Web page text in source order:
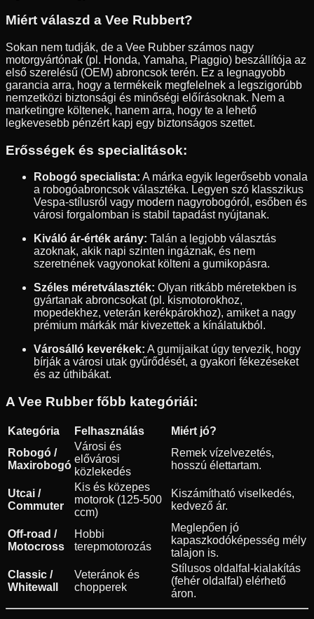
Miért válaszd a Vee Rubbert?
Sokan nem tudják, de a Vee Rubber számos nagy
motorgyártónak (pl. Honda, Yamaha, Piaggio) beszállítója az
első szerelésű (OEM) abroncsok terén. Ez a legnagyobb
garancia arra, hogy a termékeik megfelelnek a legszigorúbb
nemzetközi biztonsági és minőségi előírásoknak. Nem a
marketingre költenek, hanem arra, hogy te a lehető
legkevesebb pénzért kapj egy biztonságos szettet.
Erősségek és specialitások:
Robogó specialista: A márka egyik legerősebb vonala
a robogóabroncsok választéka. Legyen szó klasszikus
Vespa-stílusról vagy modern nagyrobogóról, esőben és
városi forgalomban is stabil tapadást nyújtanak.
Kiváló ár-érték arány: Talán a legjobb választás
azoknak, akik napi szinten ingáznak, és nem
szeretnének vagyonokat költeni a gumikopásra.
Széles méretválaszték: Olyan ritkább méretekben is
gyártanak abroncsokat (pl. kismotorokhoz,
mopedekhez, veterán kerékpárokhoz), amiket a nagy
prémium márkák már kivezettek a kínálatukból.
Városálló keverékek: A gumijaikat úgy tervezik, hogy
bírják a városi utak gyűrődését, a gyakori fékezéseket
és az úthibákat.
A Vee Rubber főbb kategóriái:
Kategória Felhasználás
Miért jó?
Robogó /
Maxirobogó
Városi és
elővárosi
közlekedés
Remek vízelvezetés,
hosszú élettartam.
Utcai /
Commuter
Kis és közepes
motorok (125-500
ccm)
Kiszámítható viselkedés,
kedvező ár.
Off-road /
Motocross
Hobbi
terepmotorozás
Meglepően jó
kapaszkodóképesség mély
talajon is.
Classic /
Whitewall
Veteránok és
chopperek
Stílusos oldalfal-kialakítás
(fehér oldalfal) elérhető
áron.